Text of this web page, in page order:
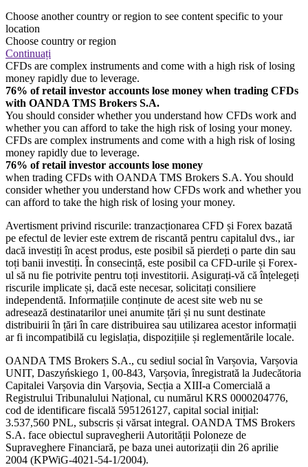
Choose another country or region to see content specific to your
location
Choose country or region
Continuați
CFDs are complex instruments and come with a high risk of losing
money rapidly due to leverage.
76% of retail investor accounts lose money when trading CFDs
with OANDA TMS Brokers S.A.
You should consider whether you understand how CFDs work and
whether you can afford to take the high risk of losing your money.
CFDs are complex instruments and come with a high risk of losing
money rapidly due to leverage.
76% of retail investor accounts lose money
when trading CFDs with OANDA TMS Brokers S.A. You should
consider whether you understand how CFDs work and whether you
can afford to take the high risk of losing your money.
Avertisment privind riscurile: tranzacționarea CFD și Forex bazată
pe efectul de levier este extrem de riscantă pentru capitalul dvs., iar
dacă investiți în acest produs, este posibil să pierdeți o parte din sau
toți banii investiți. În consecință, este posibil ca CFD-urile și Forex-
ul să nu fie potrivite pentru toți investitorii. Asigurați-vă că înțelegeți
riscurile implicate și, dacă este necesar, solicitați consiliere
independentă. Informațiile conținute de acest site web nu se
adresează destinatarilor unei anumite țări și nu sunt destinate
distribuirii în țări în care distribuirea sau utilizarea acestor informații
ar fi incompatibilă cu legislația, dispozițiile și reglementările locale.
OANDA TMS Brokers S.A., cu sediul social în Varșovia, Varșovia
UNIT, Daszyńskiego 1, 00-843, Varșovia, înregistrată la Judecătoria
Capitalei Varșovia din Varșovia, Secția a XIII-a Comercială a
Registrului Tribunalului Național, cu numărul KRS 0000204776,
cod de identificare fiscală 595126127, capital social inițial:
3.537,560 PNL, subscris și vărsat integral. OANDA TMS Brokers
S.A. face obiectul supravegherii Autorității Poloneze de
Supraveghere Financiară, pe baza unei autorizații din 26 aprilie
2004 (KPWiG-4021-54-1/2004).